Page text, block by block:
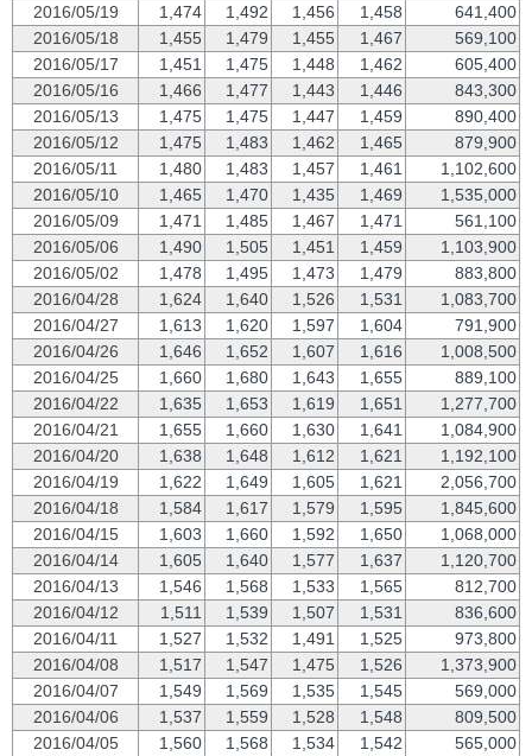
2016/05/19
1,474 1,492 1,456 1,458
641,400
2016/05/18
1,455 1,479 1,455 1,467
569,100
2016/05/17
1,451 1,475 1,448 1,462
605,400
2016/05/16
1,466 1,477 1,443 1,446
843,300
2016/05/13
1,475 1,475 1,447 1,459
890,400
2016/05/12
1,475 1,483 1,462 1,465
879,900
2016/05/11
1,480 1,483 1,457 1,461
1,102,600
2016/05/10
1,465 1,470 1,435 1,469
1,535,000
2016/05/09
1,471 1,485 1,467 1,471
561,100
2016/05/06
1,490 1,505 1,451 1,459
1,103,900
2016/05/02
1,478 1,495 1,473 1,479
883,800
2016/04/28
1,624 1,640 1,526 1,531
1,083,700
2016/04/27
1,613 1,620 1,597 1,604
791,900
2016/04/26
1,646 1,652 1,607 1,616
1,008,500
2016/04/25
1,660 1,680 1,643 1,655
889,100
2016/04/22
1,635 1,653 1,619 1,651
1,277,700
2016/04/21
1,655 1,660 1,630 1,641
1,084,900
2016/04/20
1,638 1,648 1,612 1,621
1,192,100
2016/04/19
1,622 1,649 1,605 1,621
2,056,700
2016/04/18
1,584 1,617 1,579 1,595
1,845,600
2016/04/15
1,603 1,660 1,592 1,650
1,068,000
2016/04/14
1,605 1,640 1,577 1,637
1,120,700
2016/04/13
1,546 1,568 1,533 1,565
812,700
2016/04/12
1,511 1,539 1,507 1,531
836,600
2016/04/11
1,527 1,532 1,491 1,525
973,800
2016/04/08
1,517 1,547 1,475 1,526
1,373,900
2016/04/07
1,549 1,569 1,535 1,545
569,000
2016/04/06
1,537 1,559 1,528 1,548
809,500
2016/04/05
1,560 1,568 1,534 1,542 565,000